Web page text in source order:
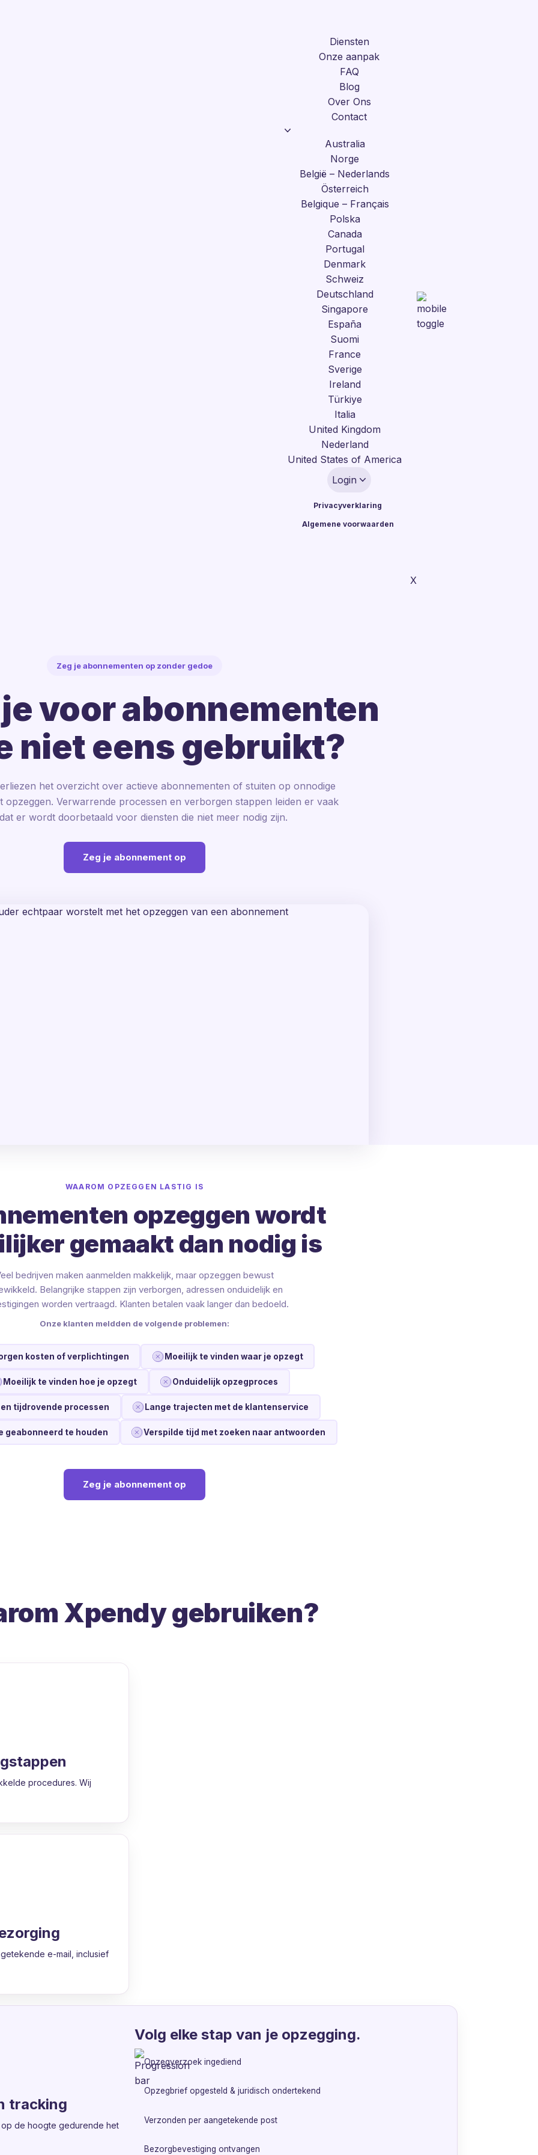
Diensten
Onze aanpak
FAQ
Blog
Over Ons
Contact
Australia
Norge
België – Nederlands
Österreich
Belgique – Français
Polska
Canada
Portugal
Denmark
Schweiz
Deutschland
Singapore
España
Suomi
France
Sverige
Ireland
Türkiye
Italia
United Kingdom
Nederland
United States of America
Login
Privacyverklaring
Algemene voorwaarden
X
Zeg je abonnementen op zonder gedoe
voor abonnementen
niet eens gebruikt?
het overzicht over actieve abonnementen of stuiten op onnodige
opzeggen. Verwarrende processen en verborgen stappen leiden er vaak
er wordt doorbetaald voor diensten die niet meer nodig zijn.
Zeg je abonnement op
WAAROM OPZEGGEN LASTIG IS
opzeggen wordt
gemaakt dan nodig is
bedrijven maken aanmelden makkelijk, maar opzeggen bewust
Belangrijke stappen zijn verborgen, adressen onduidelijk en
worden vertraagd. Klanten betalen vaak langer dan bedoeld.
Onze klanten meldden de volgende problemen:
kosten of verplichtingen Moeilijk te vinden waar je opzegt
Moeilijk te vinden hoe je opzegt Onduidelijk opzegproces
tijdrovende processen Lange trajecten met de klantenservice
geabonneerd te houden Verspilde tijd met zoeken naar antwoorden
Zeg je abonnement op
Xpendy gebruiken?
procedures. Wij
e-mail, inclusief
tracking
op de hoogte gedurende het
Volg elke stap van je opzegging.
Opzegverzoek ingediend
Opzegbrief opgesteld & juridisch ondertekend
Verzonden per aangetekende post
Bezorgbevestiging ontvangen